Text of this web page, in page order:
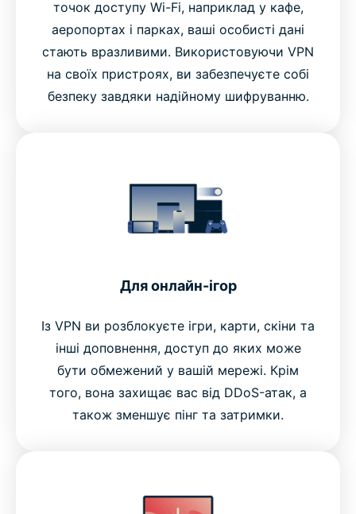
точок доступу Wi-Fi, наприклад у кафе,
аеропортах і парках, ваші особисті дані
стають вразливими. Використовуючи VPN
на своїх пристроях, ви забезпечуєте собі
безпеку завдяки надійному шифруванню.
Для онлайн-ігор
Із VPN ви розблокуєте ігри, карти, скіни та
інші доповнення, доступ до яких може
бути обмежений у вашій мережі. Крім
того, вона захищає вас від DDoS-атак, а
також зменшує пінг та затримки.